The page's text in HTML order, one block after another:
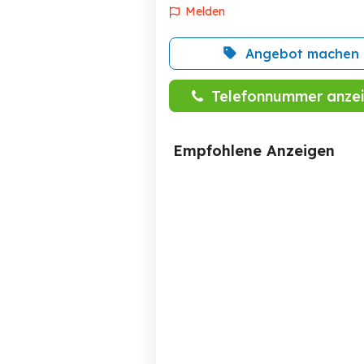
Melden
Angebot machen
Telefonnummer
Empfohlene Anzeigen